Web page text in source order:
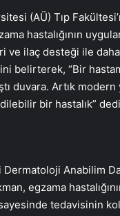
(AÜ) Tıp
hastalığının
ve ilaç desteği ile
belirterek, “Bir
duvara. Artık
bir hastalık”
Dermatoloji Anabilim
egzama
tedavisinin